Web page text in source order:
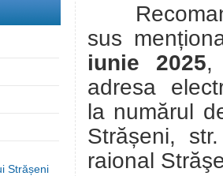
Strășeni
sus
iunie 2025,
adresa
la numărul
Strășeni,
raional